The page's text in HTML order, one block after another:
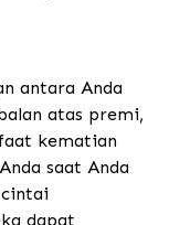
antara Anda
atas premi,
kematian
saat Anda
dapat